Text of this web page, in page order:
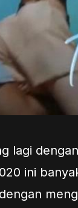
lagi
ini